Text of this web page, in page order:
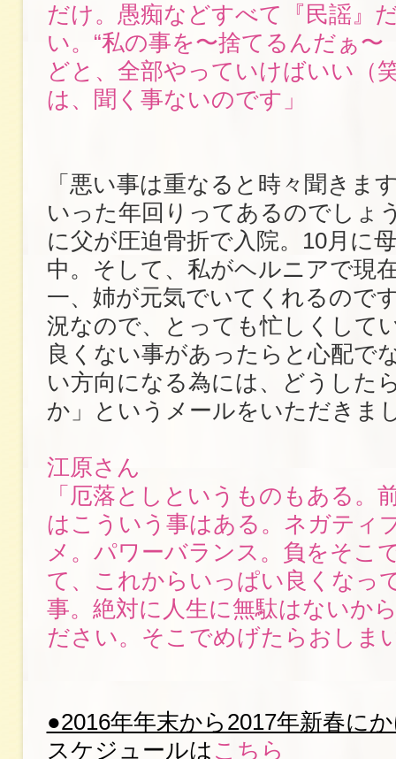
だけ。愚痴などすべて『民謡』
い。“私の事を〜捨てるんだぁ
どと、全部やっていけばいい（
は、聞く事ないのです」
「悪い事は重なると時々聞きま
いった年回りってあるのでしょ
に父が圧迫骨折で入院。10月に
中。そして、私がヘルニアで現
一、姉が元気でいてくれるので
況なので、とっても忙しくして
良くない事があったらと心配で
い方向になる為には、どうした
か」というメールをいただきま
江原さん
「厄落としというものもある。
はこういう事はある。ネガティ
メ。パワーバランス。負をそこ
て、これからいっぱい良くなっ
事。絶対に人生に無駄はないか
ださい。そこでめげたらおしま
●2016年年末から2017年新春に
スケジュールは こちら